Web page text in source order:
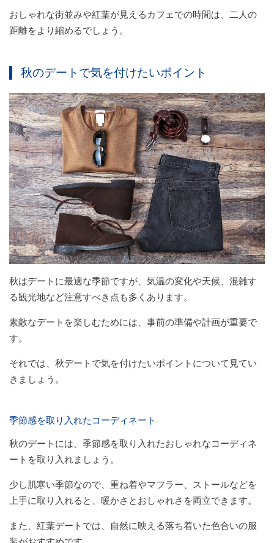
おしゃれな街並みや紅葉が見えるカフェでの時間は、二人の
距離をより縮めるでしょう。
秋のデートで気を付けたいポイント
秋はデートに最適な季節ですが、気温の変化や天候、混雑す
る観光地など注意すべき点も多くあります。
素敵なデートを楽しむためには、事前の準備や計画が重要で
す。
それでは、秋デートで気を付けたいポイントについて見てい
きましょう。
季節感を取り入れたコーディネート
秋のデートには、季節感を取り入れたおしゃれなコーディネ
ートを取り入れましょう。
少し肌寒い季節なので、重ね着やマフラー、ストールなどを
上手に取り入れると、暖かさとおしゃれさを両立できます。
また、紅葉デートでは、自然に映える落ち着いた色合いの服